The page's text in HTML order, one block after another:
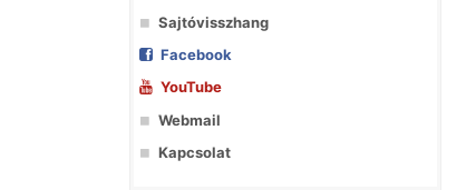
Sajtóvisszhang
Facebook
YouTube
Webmail
Kapcsolat